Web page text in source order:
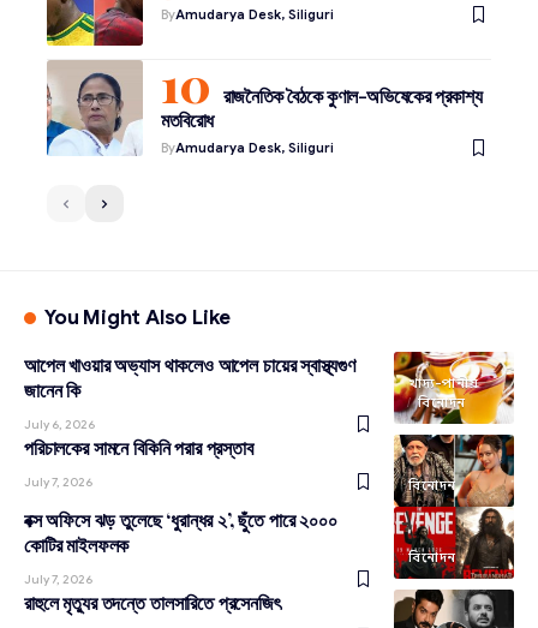
ByAmudarya Desk, Siliguri
রাজনৈতিক বৈঠকে কুণাল-অভিষেকের প্রকাশ্য
মতবিরোধ
ByAmudarya Desk, Siliguri
You Might Also Like
খাদ্য-পানীয়
বিনোদন
আপেল খাওয়ার অভ্যাস থাকলেও আপেল চায়ের স্বাস্থ্যগুণ
জানেন কি
July 6, 2026
বিনোদন
পরিচালকের সামনে বিকিনি পরার প্রস্তাব
July 7, 2026
বিনোদন
বক্স অফিসে ঝড় তুলেছে ‘ধুরান্ধর ২’, ছুঁতে পারে ২০০০
কোটির মাইলফলক
July 7, 2026
রাহুলে মৃত্যুর তদন্তে তালসারিতে প্রসেনজিৎ